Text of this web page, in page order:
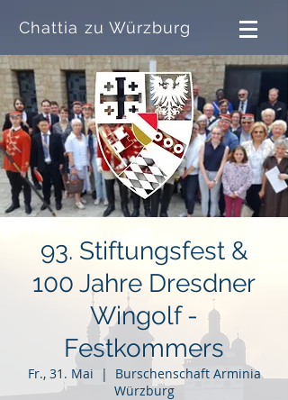
Chattia zu Würzburg
93. Stiftungsfest &
100 Jahre Dresdner
Wingolf -
Festkommers
Fr., 31. Mai
  |
Burschenschaft Arminia
Würzburg